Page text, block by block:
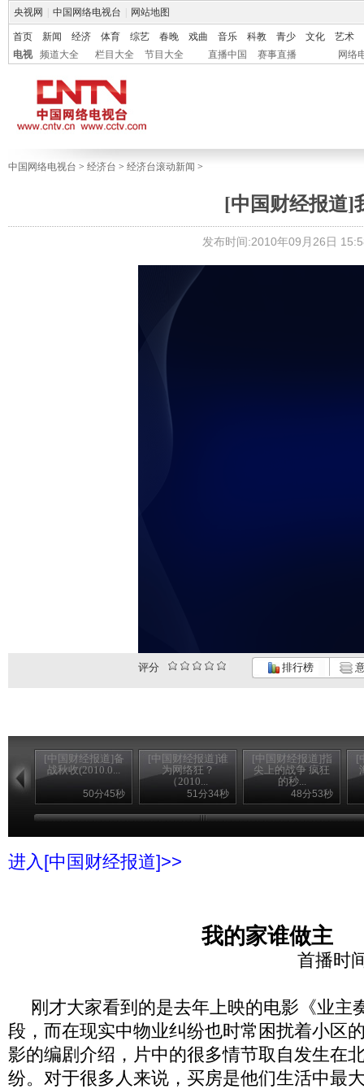
央视网 中国网络电视台 网站地图
首页 新闻 经济 体育 综艺 春晚 戏曲 音乐 科教 青少 文化
艺术
电视
频道大全 栏目大全 节目大全 直播中国 赛事直播 网络
中国网络电视台 > 经济台 > 经济台滚动新闻 >
[中国财经报道]
发布时间:2010年09月26日
评分 排行榜
[中国财经报道]备
战秋收(2010.0...
50分45秒
[中国财经报道]谁
为网络狂？
（2010...
51分34秒
[中国财经报道]指
尖上的战争 疯狂
的秒...
48分53秒
[
进入[中国财经报道]>>
我的家谁做主
首播时
刚才大家看到的是去年上映的电影《业主
段，而在现实中物业纠纷也时常困扰着小区
影的编剧介绍，片中的很多情节取自发生在
纷。对于很多人来说，买房是他们生活中最